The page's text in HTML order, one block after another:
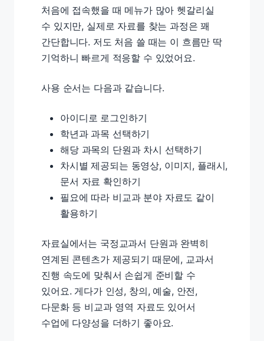
처음에 접속했을 때 메뉴가 많아 헷갈리실
수 있지만, 실제로 자료를 찾는 과정은 꽤
간단합니다. 저도 처음 쓸 때는 이 흐름만 딱
기억하니 빠르게 적응할 수 있었어요.
사용 순서는 다음과 같습니다.
아이디로 로그인하기
학년과 과목 선택하기
해당 과목의 단원과 차시 선택하기
차시별 제공되는 동영상, 이미지, 플래시,
문서 자료 확인하기
필요에 따라 비교과 분야 자료도 같이
활용하기
자료실에서는 국정교과서 단원과 완벽히
연계된 콘텐츠가 제공되기 때문에, 교과서
진행 속도에 맞춰서 손쉽게 준비할 수
있어요. 게다가 인성, 창의, 예술, 안전,
다문화 등 비교과 영역 자료도 있어서
수업에 다양성을 더하기 좋아요.